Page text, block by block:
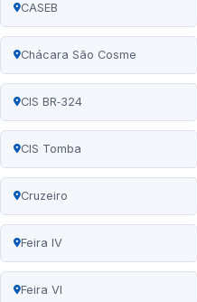
CASEB
Chácara São Cosme
CIS BR‑324
CIS Tomba
Cruzeiro
Feira IV
Feira VI